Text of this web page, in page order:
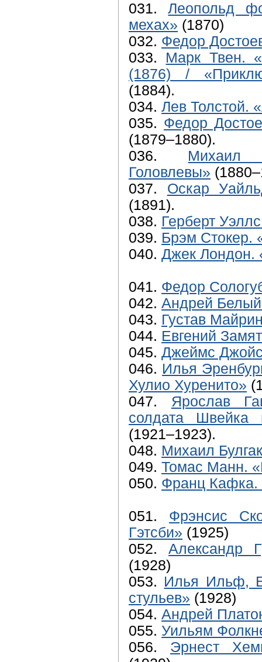
031.Леопольд
мехах» (1870)
032. Федор
033. Марк Твен.
(1876) /
(1884).
034. Лев Толстой.
035. Федор
(1879–1880).
036. Михаил
Головлевы»
037. Оскар
(1891).
038. Герберт
039. Брэм Стокер.
040. Джек Лондон.
041. Федор
042. Андрей
043. Густав
044. Евгений
045. Джеймс
046. Илья
Хулио Хуренито»
047. Ярослав
солдата
(1921–1923).
048. Михаил
049. Томас Манн.
050. Франц Кафка.
051. Фрэнсис
Гэтсби» (1925)
052. Александр
(1928)
053. Илья Ильф,
стульев» (1928)
054. Андрей
055. Уильям
056. Эрнест